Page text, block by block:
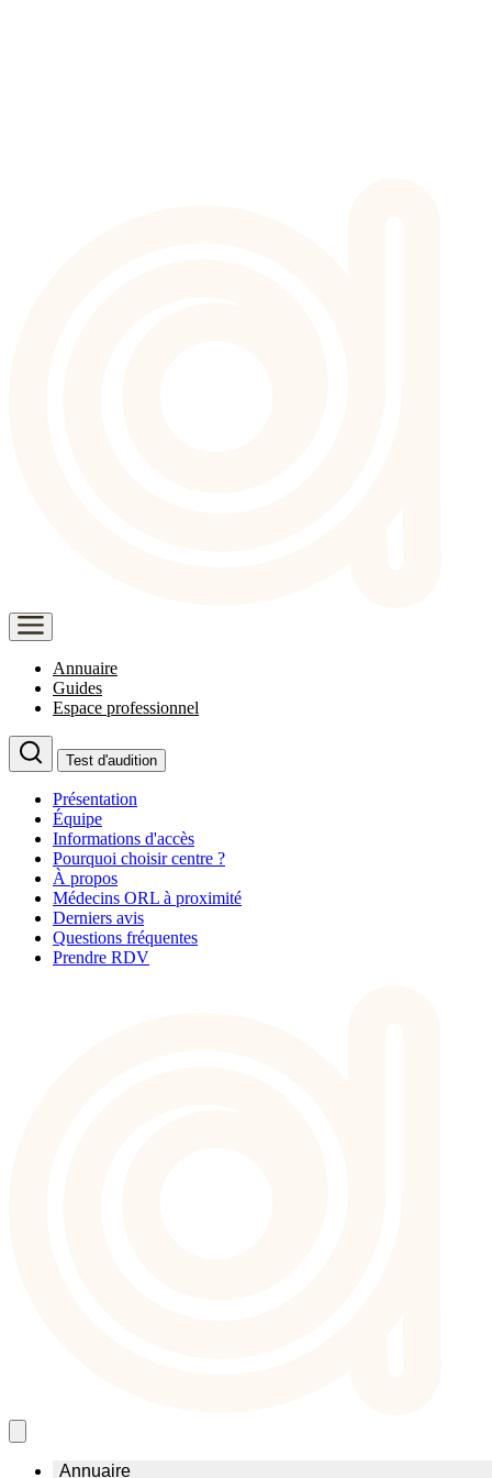
Annuaire
Guides
Espace professionnel
Test d'audition
Présentation
Équipe
Informations d'accès
Pourquoi choisir centre ?
À propos
Médecins ORL à proximité
Derniers avis
Questions fréquentes
Prendre RDV
Annuaire